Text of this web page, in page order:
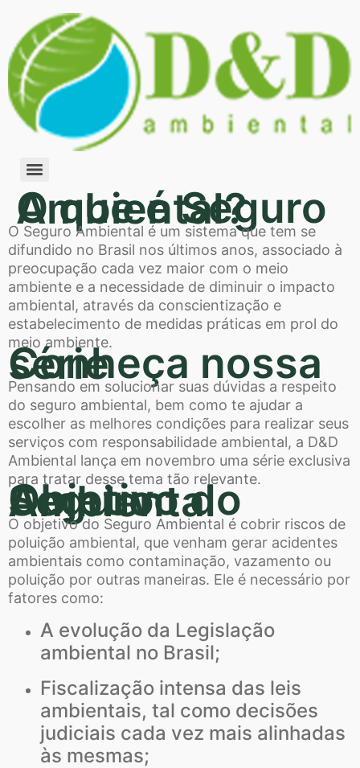
O que é Seguro Ambiental?
O Seguro Ambiental é um sistema que tem se
difundido no Brasil nos últimos anos, associado à
preocupação cada vez maior com o meio
ambiente e a necessidade de diminuir o impacto
ambiental, através da conscientização e
estabelecimento de medidas práticas em prol do
meio ambiente.
Conheça nossa série
Pensando em solucionar suas dúvidas a respeito
do seguro ambiental, bem como te ajudar a
escolher as melhores condições para realizar seus
serviços com responsabilidade ambiental, a D&D
Ambiental lança em novembro uma série exclusiva
para tratar desse tema tão relevante.
Objetivo do Seguro Ambiental
O objetivo do Seguro Ambiental é cobrir riscos de
poluição ambiental, que venham gerar acidentes
ambientais como contaminação, vazamento ou
poluição por outras maneiras. Ele é necessário por
fatores como:
A evolução da Legislação
ambiental no Brasil;
Fiscalização intensa das leis
ambientais, tal como decisões
judiciais cada vez mais alinhadas
às mesmas;